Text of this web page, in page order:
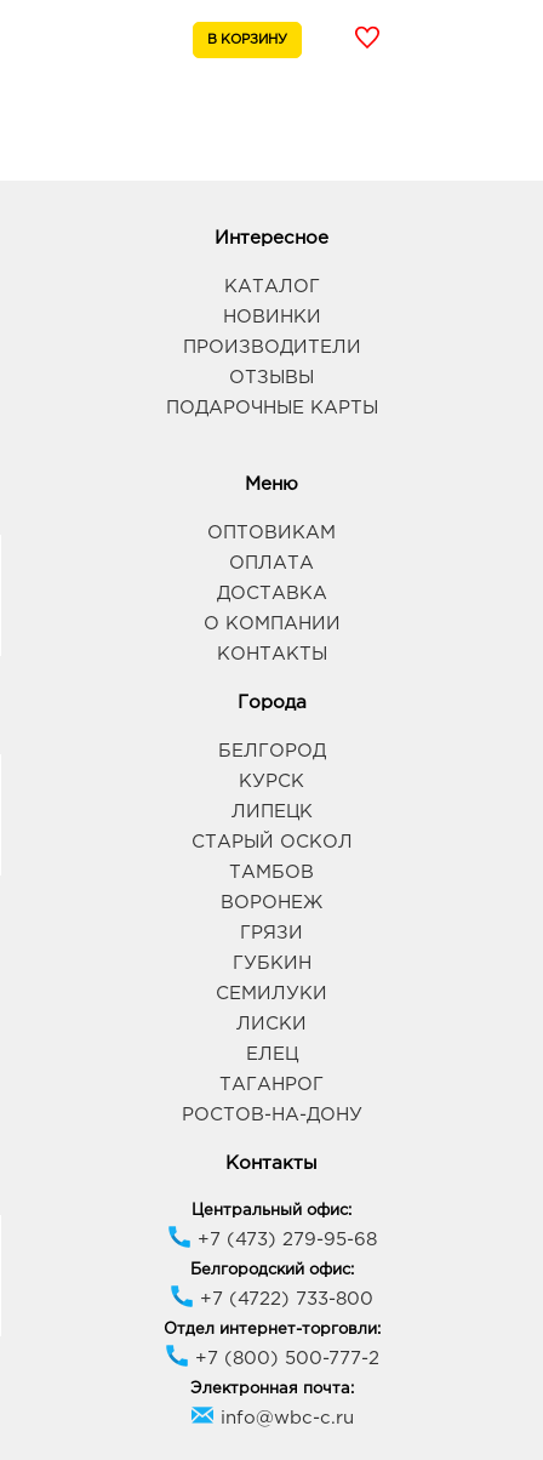
Интересное
КАТАЛОГ
НОВИНКИ
ПРОИЗВОДИТЕЛИ
ОТЗЫВЫ
ПОДАРОЧНЫЕ КАРТЫ
Меню
ОПТОВИКАМ
ОПЛАТА
ДОСТАВКА
О КОМПАНИИ
КОНТАКТЫ
Города
БЕЛГОРОД
КУРСК
ЛИПЕЦК
СТАРЫЙ ОСКОЛ
ТАМБОВ
ВОРОНЕЖ
ГРЯЗИ
ГУБКИН
СЕМИЛУКИ
ЛИСКИ
ЕЛЕЦ
ТАГАНРОГ
РОСТОВ-НА-ДОНУ
Контакты
Центральный офис:
+7 (473) 279-95-68
Белгородский офис:
+7 (4722) 733-800
Отдел интернет-торговли:
+7 (800) 500-777-2
Электронная почта:
info@wbc-c.ru